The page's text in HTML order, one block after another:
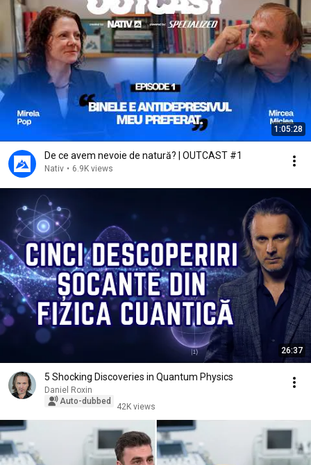
1:05:28
De ce avem nevoie de natură? | OUTCAST #1
Nativ • 6.9K views
26:37
5 Shocking Discoveries in Quantum Physics
Daniel Roxin
Auto-dubbed
42K views